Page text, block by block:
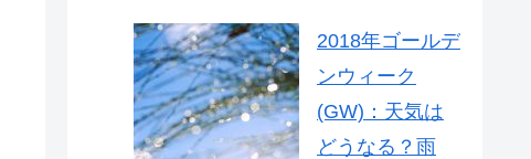
2018年ゴールデ
ンウィーク
(GW)：天気は
どうなる？雨